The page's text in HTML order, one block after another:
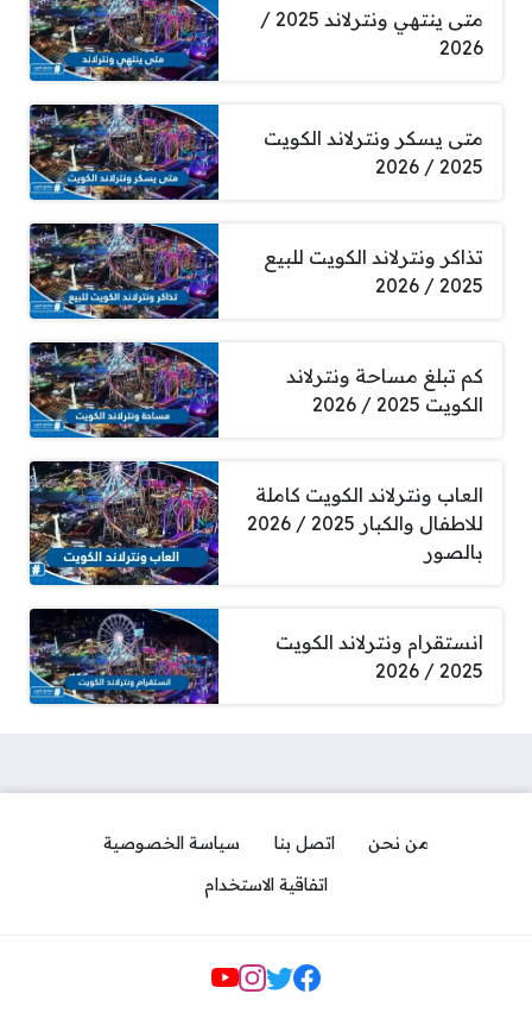
متى ينتهي ونترلاند 2025 /
2026
متى يسكر ونترلاند الكويت
2025 / 2026
تذاكر ونترلاند الكويت للبيع
2025 / 2026
كم تبلغ مساحة ونترلاند
الكويت 2025 / 2026
العاب ونترلاند الكويت كاملة
للاطفال والكبار 2025 / 2026
بالصور
انستقرام ونترلاند الكويت
2025 / 2026
من نحن اتصل بنا
سياسة الخصوصية
اتفاقية الاستخدام
Social Links